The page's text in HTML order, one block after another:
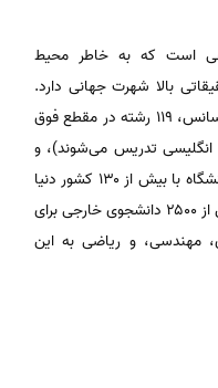
است که به خاطر محیط
بالا شهرت جهانی دارد.
این دانشگاه دارای ۵۳ رشته در مقطع لیسانس، ۱۱۹ رشته در مقطع فوق
به زبان انگلیسی تدریس می‌شوند)، و
۵۹ رشته در مقطع دکترا می‌باشد. این دانشگاه با بیش از ۱۳۰ کشور دنیا
توافقنامه امضا کرده است و هرساله بیش از ۲۵۰۰ دانشجوی خارجی برای
مهندسی، و ریاضی به این